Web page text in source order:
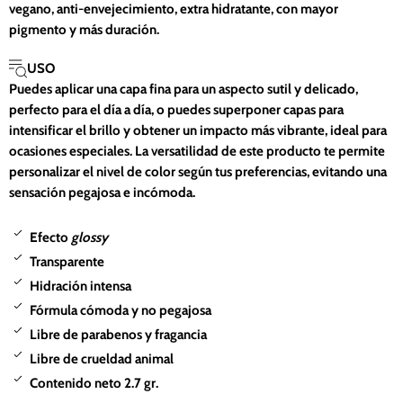
vegano, anti-envejecimiento, extra hidratante, con mayor
pigmento y más duración.
USO
Puedes aplicar una capa fina para un aspecto sutil y delicado,
perfecto para el día a día, o puedes superponer capas para
intensificar el brillo y obtener un impacto más vibrante, ideal para
ocasiones especiales. La versatilidad de este producto te permite
personalizar el nivel de color según tus preferencias, evitando una
sensación pegajosa e incómoda.
Efecto glossy
Transparente
Hidración intensa
Fórmula cómoda y no pegajosa
Libre de parabenos y fragancia
Libre de crueldad animal
Contenido neto 2.7 gr.